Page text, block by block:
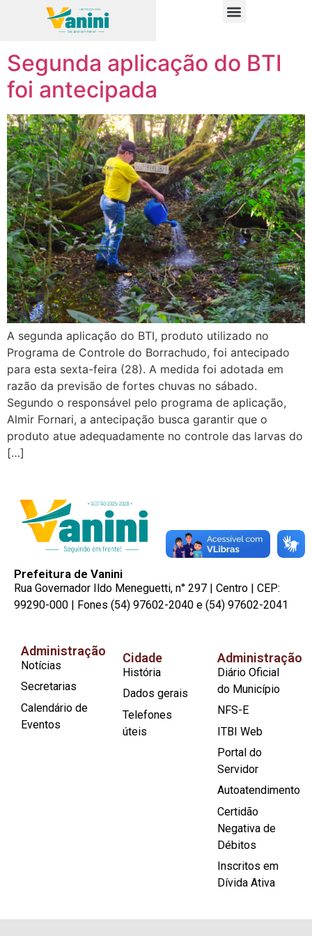
Tag:aplicação
Segunda aplicação do BTI
foi antecipada
A segunda aplicação do BTI, produto utilizado no
Programa de Controle do Borrachudo, foi antecipado
para esta sexta-feira (28). A medida foi adotada em
razão da previsão de fortes chuvas no sábado.
Segundo o responsável pelo programa de aplicação,
Almir Fornari, a antecipação busca garantir que o
produto atue adequadamente no controle das larvas do
[…]
Prefeitura de Vanini
Rua Governador Ildo Meneguetti, n° 297 | Centro | CEP:
99290-000 | Fones (54) 97602-2040 e (54) 97602-2041
Administração
Notícias
Secretarias
Calendário de
Eventos
Cidade
História
Dados gerais
Telefones
úteis
Administração
Diário Oficial
do Município
NFS-E
ITBI Web
Portal do
Servidor
Autoatendimento
Certidão
Negativa de
Débitos
Inscritos em
Dívida Ativa